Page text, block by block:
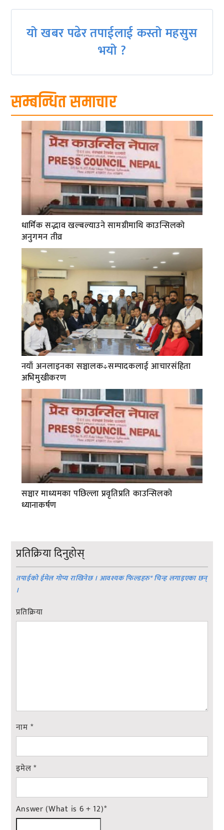
यो खबर पढेर तपाईलाई कस्तो महसुस
भयो ?
सम्बन्धित समाचार
धार्मिक सद्भाव खल्बल्याउने सामग्रीमाथि काउन्सिलको
अनुगमन तीव्र
नयाँ अनलाइनका सञ्चालक÷सम्पादकलाई आचारसंहिता
अभिमुखीकरण
सञ्चार माध्यमका पछिल्ला प्रवृतिप्रति काउन्सिलको
ध्यानाकर्षण
प्रतिक्रिया दिनुहोस्
तपाईको ईमेल गोप्य राखिनेछ । आवश्यक फिल्डहरु*चिन्ह लगाइएका छन्
।
प्रतिक्रिया
नाम *
इमेल*
Answer (What is 6 + 12)*